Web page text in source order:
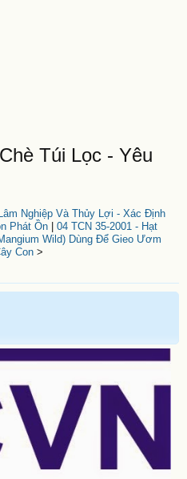
Túi Lọc - Yêu
Nghiệp Và Thủy Lợi - Xác Định
Phát Ồn| 04 TCN 35-2001 - Hạt
Wild) Dùng Để Gieo Ươm
Con >